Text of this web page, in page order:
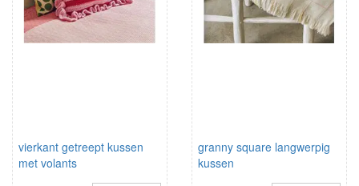
vierkant getreept kussen
met volants
granny square langwerpig
kussen